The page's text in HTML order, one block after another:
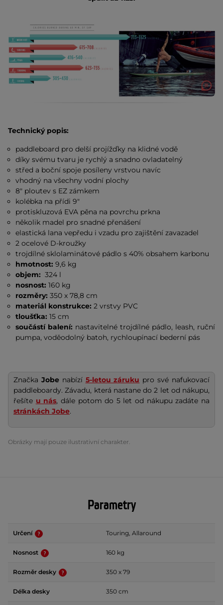
Technický popis:
paddleboard pro delší projížďky na klidné vodě
díky svému tvaru je rychlý a snadno ovladatelný
střed a boční spoje posíleny vrstvou navíc
vhodný na všechny vodní plochy
8" ploutev s EZ zámkem
kolébka na přídi 9"
protiskluzová EVA pěna na povrchu prkna
několik madel pro snadné přenášení
elastická lana vepředu i vzadu pro zajištění zavazadel
2 ocelové D-kroužky
trojdílné sklolaminátové pádlo s 40% obsahem karbonu
hmotnost: 9,6 kg
objem: 324 l
nosnost:160 kg
rozměry: 350 x 78,8 cm
materiál konstrukce:2 vrstvy PVC
tloušťka: 15 cm
součástí balení: nastavitelné trojdílné pádlo, leash, ruční
pumpa, voděodolný batoh, rychloupínací bederní pás
Značka Jobe nabízí 5-letou záruku pro své nafukovací
paddleboardy. Závadu, která nastane do 2 let od nákupu,
řešíte u nás, dále potom do 5 let od nákupu zadáte na
stránkách Jobe.
Obrázky mají pouze ilustrativní charakter.
Parametry
Určení Touring, Allaround
Nosnost 160 kg
Rozměr desky 350 x 79
Délka desky 350 cm